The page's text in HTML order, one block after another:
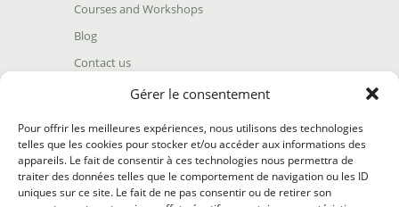
Gérer le consentement
Pour offrir les meilleures expériences, nous utilisons des technologies
telles que les cookies pour stocker et/ou accéder aux informations des
appareils. Le fait de consentir à ces technologies nous permettra de
traiter des données telles que le comportement de navigation ou les ID
uniques sur ce site. Le fait de ne pas consentir ou de retirer son
Courses and Workshops
Blog
Contact us
Find our product
Terms and conditions
Return policy